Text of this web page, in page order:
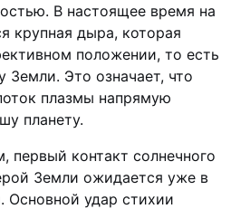
В настоящее время на
крупная дыра, которая
положении, то есть
Земли. Это означает, что
плазмы напрямую
планету.
первый контакт солнечного
Земли ожидается уже в
Основной удар стихии